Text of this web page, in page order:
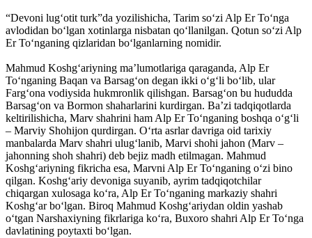
“Devoni lug‘otit turk”da yozilishicha, Tarim so‘zi Alp Er To‘nga
avlodidan bo‘lgan xotinlarga nisbatan qo‘llanilgan. Qotun so‘zi Alp
Er To‘nganing qizlaridan bo‘lganlarning nomidir.
Mahmud Koshg‘ariyning ma’lumotlariga qaraganda, Alp Er
To‘nganing Baqan va Barsag‘on degan ikki o‘g‘li bo‘lib, ular
Farg‘ona vodiysida hukmronlik qilishgan. Barsag‘on bu hududda
Barsag‘on va Bormon shaharlarini kurdirgan. Ba’zi tadqiqotlarda
keltirilishicha, Marv shahrini ham Alp Er To‘nganing boshqa o‘g‘li
– Marviy Shohijon qurdirgan. O‘rta asrlar davriga oid tarixiy
manbalarda Marv shahri ulug‘lanib, Marvi shohi jahon (Marv –
jahonning shoh shahri) deb bejiz madh etilmagan. Mahmud
Koshg‘ariyning fikricha esa, Marvni Alp Er To‘nganing o‘zi bino
qilgan. Koshg‘ariy devoniga suyanib, ayrim tadqiqotchilar
chiqargan xulosaga ko‘ra, Alp Er To‘nganing markaziy shahri
Koshg‘ar bo‘lgan. Biroq Mahmud Koshg‘ariydan oldin yashab
o‘tgan Narshaxiyning fikrlariga ko‘ra, Buxoro shahri Alp Er To‘nga
davlatining poytaxti bo‘lgan.